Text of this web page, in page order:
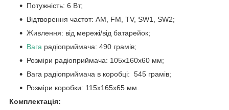
Потужність: 6 Вт;
Відтворення частот: AM, FM, TV, SW1, SW2;
Живлення: від мережі/від батарейок;
Вага радіоприймача: 490 грамів;
Розміри радіоприймача: 105х160х60 мм;
Вага радіоприймача в коробці: 545 грамів;
Розміри коробки: 115х165х65 мм.
Комплектація: